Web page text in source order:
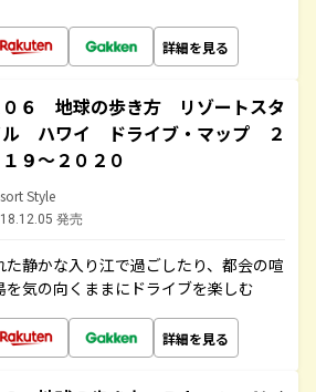
詳細を見る
０６ 地球の歩き方 リゾートスタ
ル ハワイ ドライブ・マップ ２
１９～２０２０
Style
発売
静かな入り江で過ごしたり、都会の喧
気の向くままにドライブを楽しむ
詳細を見る